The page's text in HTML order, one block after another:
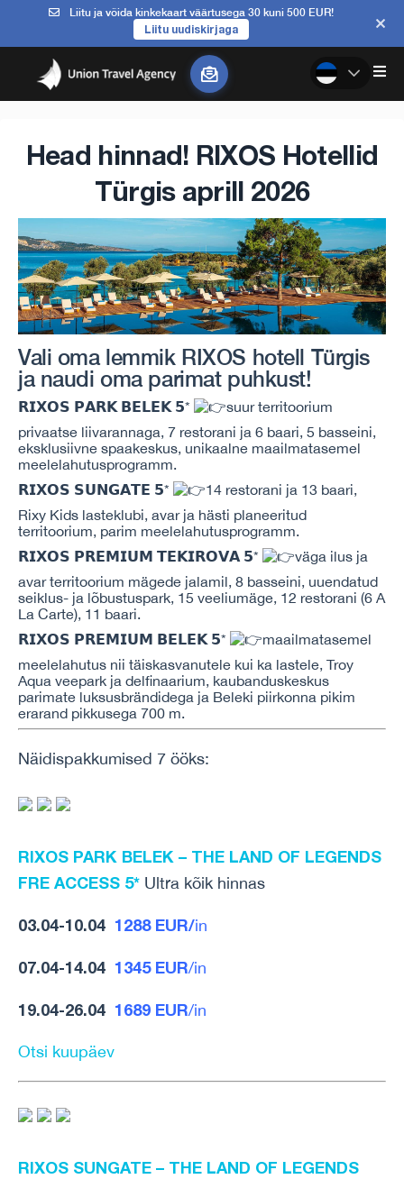
Liitu ja võida kinkekaart väärtusega 30 kuni 500 EUR!
Liitu uudiskirjaga
Head hinnad! RIXOS Hotellid
Türgis aprill 2026
Vali oma lemmik RIXOS hotell Türgis
ja naudi oma parimat puhkust!
𝗥𝗜𝗫𝗢𝗦 𝗣𝗔𝗥𝗞 𝗕𝗘𝗟𝗘𝗞 𝟱*
suur territoorium
privaatse liivarannaga, 7 restorani ja 6 baari, 5 basseini,
eksklusiivne spaakeskus, unikaalne maailmatasemel
meelelahutusprogramm.
𝗥𝗜𝗫𝗢𝗦 𝗦𝗨𝗡𝗚𝗔𝗧𝗘 𝟱*
14 restorani ja 13 baari,
Rixy Kids lasteklubi, avar ja hästi planeeritud
territoorium, parim meelelahutusprogramm.
𝗥𝗜𝗫𝗢𝗦 𝗣𝗥𝗘𝗠𝗜𝗨𝗠 𝗧𝗘𝗞𝗜𝗥𝗢𝗩𝗔 𝟱*
väga ilus ja
avar territoorium mägede jalamil, 8 basseini, uuendatud
seiklus- ja lõbustuspark, 15 veeliumäge, 12 restorani (6 A
La Carte), 11 baari.
𝗥𝗜𝗫𝗢𝗦 𝗣𝗥𝗘𝗠𝗜𝗨𝗠 𝗕𝗘𝗟𝗘𝗞 𝟱*
maailmatasemel
meelelahutus nii täiskasvanutele kui ka lastele, Troy
Aqua veepark ja delfinaarium, kaubanduskeskus
parimate luksusbrändidega ja Beleki piirkonna pikim
erarand pikkusega 700 m.
Näidispakkumised 7 ööks:
RIXOS PARK BELEK – THE LAND OF LEGENDS
FRE ACCESS 5* Ultra kõik hinnas
03.04-10.04 1288 EUR/in
07.04-14.04 1345 EUR/in
19.04-26.04 1689 EUR/in
Otsi kuupäev
RIXOS SUNGATE – THE LAND OF LEGENDS